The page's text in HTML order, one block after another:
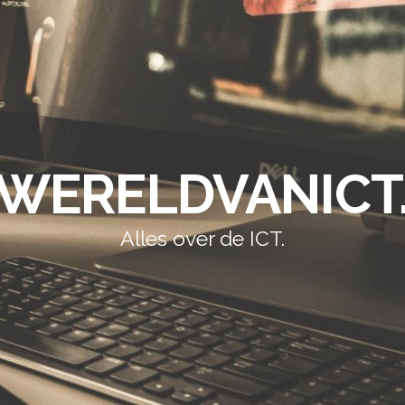
Alles over de ICT.